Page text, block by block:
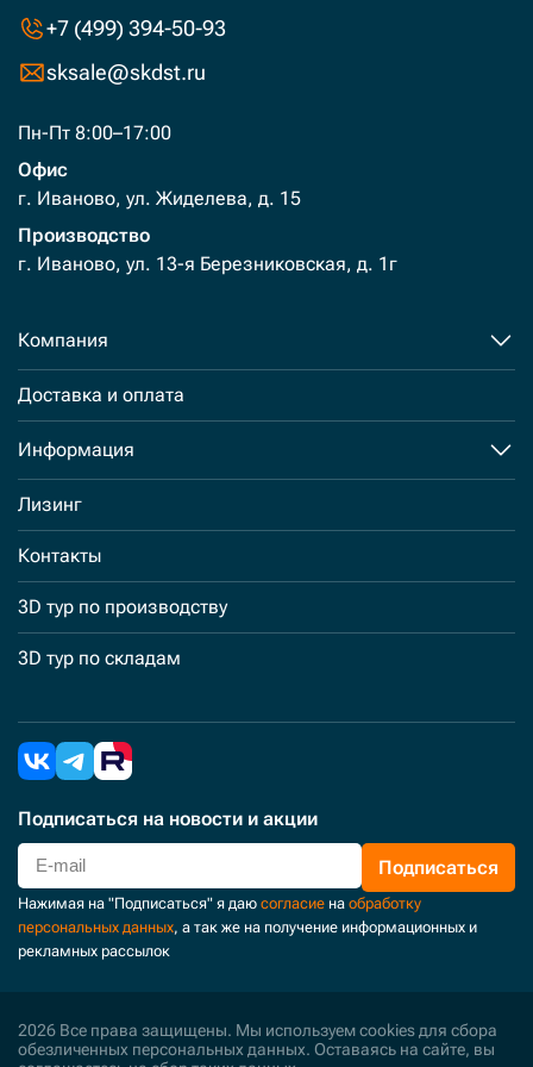
+7 (499) 394-50-93
sksale@skdst.ru
Пн-Пт 8:00–17:00
Офис
г. Иваново, ул. Жиделева, д. 15
Производство
г. Иваново, ул. 13-я Березниковская, д. 1г
Компания
Доставка и оплата
Информация
Лизинг
Контакты
3D тур по производству
3D тур по складам
Подписаться на новости и акции
Подписаться
Нажимая на "Подписаться" я даю согласие на обработку
персональных данных, а так же на получение информационных и
рекламных рассылок
2026 Все права защищены. Мы используем cookies для сбора
обезличенных персональных данных. Оставаясь на сайте, вы